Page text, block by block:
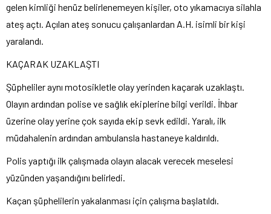
gelen kimliği henüz belirlenemeyen kişiler, oto yıkamacıya silahla
ateş açtı. Açılan ateş sonucu çalışanlardan A.H. isimli bir kişi
yaralandı.
KAÇARAK UZAKLAŞTI
Şüpheliler aynı motosikletle olay yerinden kaçarak uzaklaştı.
Olayın ardından polise ve sağlık ekiplerine bilgi verildi. İhbar
üzerine olay yerine çok sayıda ekip sevk edildi. Yaralı, ilk
müdahalenin ardından ambulansla hastaneye kaldırıldı.
Polis yaptığı ilk çalışmada olayın alacak verecek meselesi
yüzünden yaşandığını belirledi.
Kaçan şüphelilerin yakalanması için çalışma başlatıldı.